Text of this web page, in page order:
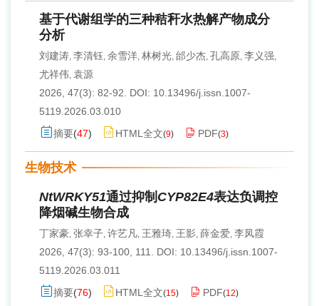
基于代谢组学的三种秸秆水热解产物成分
分析
刘建涛, 李清钰, 余雪洋, 林树光, 邰少杰, 孔高原, 李义强,
尤祥伟, 袁源
2026, 47(3): 82-92.
DOI: 10.13496/j.issn.1007-
5119.2026.03.010
摘要(47) HTML全文(9) PDF(3)
生物技术
NtWRKY51通过抑制 CYP82E4表达负调控
降烟碱生物合成
丁家豪, 张幸子, 许艺凡, 王雅琦, 王影, 薛金爱, 李凤霞
2026, 47(3): 93-100, 111.
DOI: 10.13496/j.issn.1007-
5119.2026.03.011
摘要(76) HTML全文(15) PDF(12)